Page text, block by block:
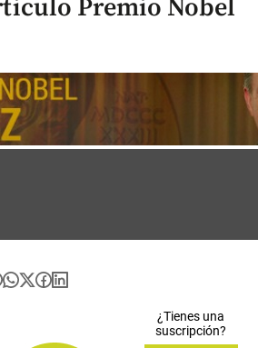
Premio Nobel
¿Tienes una
suscripción?